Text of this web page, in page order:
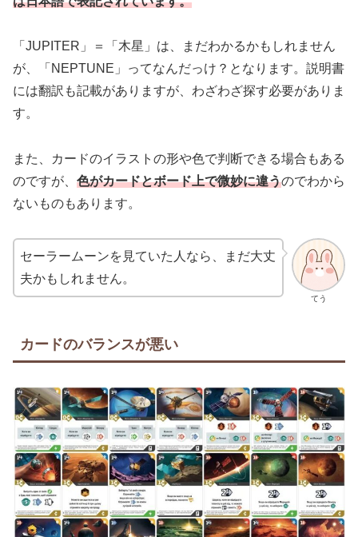
「JUPITER」＝「木星」は、まだわかるかもしれません
が、「NEPTUNE」ってなんだっけ？となります。説明書
には翻訳も記載がありますが、わざわざ探す必要がありま
す。
また、カードのイラストの形や色で判断できる場合もある
のですが、 色がカードとボード上で微妙に違うのでわから
ないものもあります。
てう
セーラームーンを見ていた人なら、まだ大丈
夫かもしれません。
カードのバランスが悪い